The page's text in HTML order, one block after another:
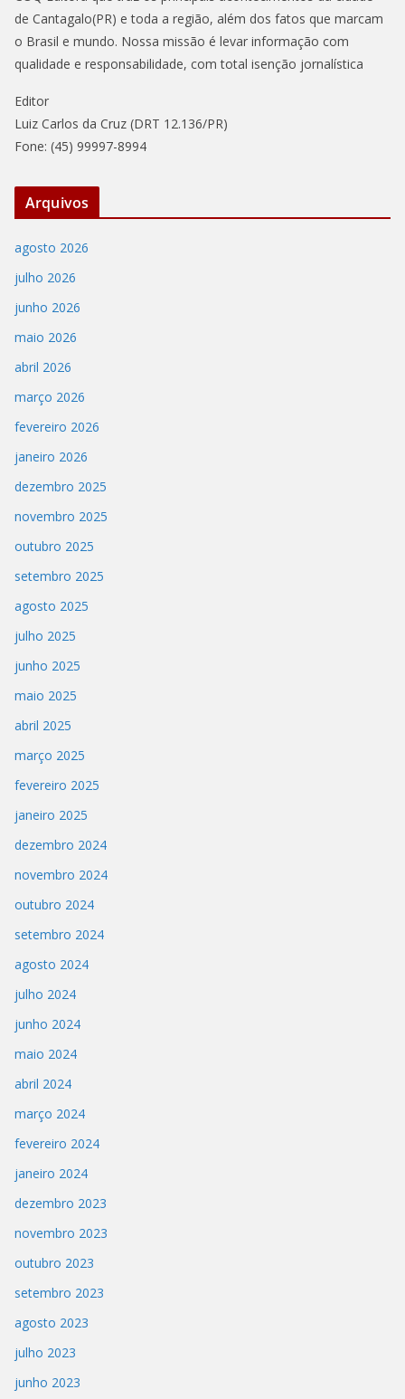
de Cantagalo(PR) e toda a região, além dos fatos que marcam
o Brasil e mundo. Nossa missão é levar informação com
qualidade e responsabilidade, com total isenção jornalística
Editor
Luiz Carlos da Cruz (DRT 12.136/PR)
Fone: (45) 99997-8994
Arquivos
agosto 2026
julho 2026
junho 2026
maio 2026
abril 2026
março 2026
fevereiro 2026
janeiro 2026
dezembro 2025
novembro 2025
outubro 2025
setembro 2025
agosto 2025
julho 2025
junho 2025
maio 2025
abril 2025
março 2025
fevereiro 2025
janeiro 2025
dezembro 2024
novembro 2024
outubro 2024
setembro 2024
agosto 2024
julho 2024
junho 2024
maio 2024
abril 2024
março 2024
fevereiro 2024
janeiro 2024
dezembro 2023
novembro 2023
outubro 2023
setembro 2023
agosto 2023
julho 2023
junho 2023